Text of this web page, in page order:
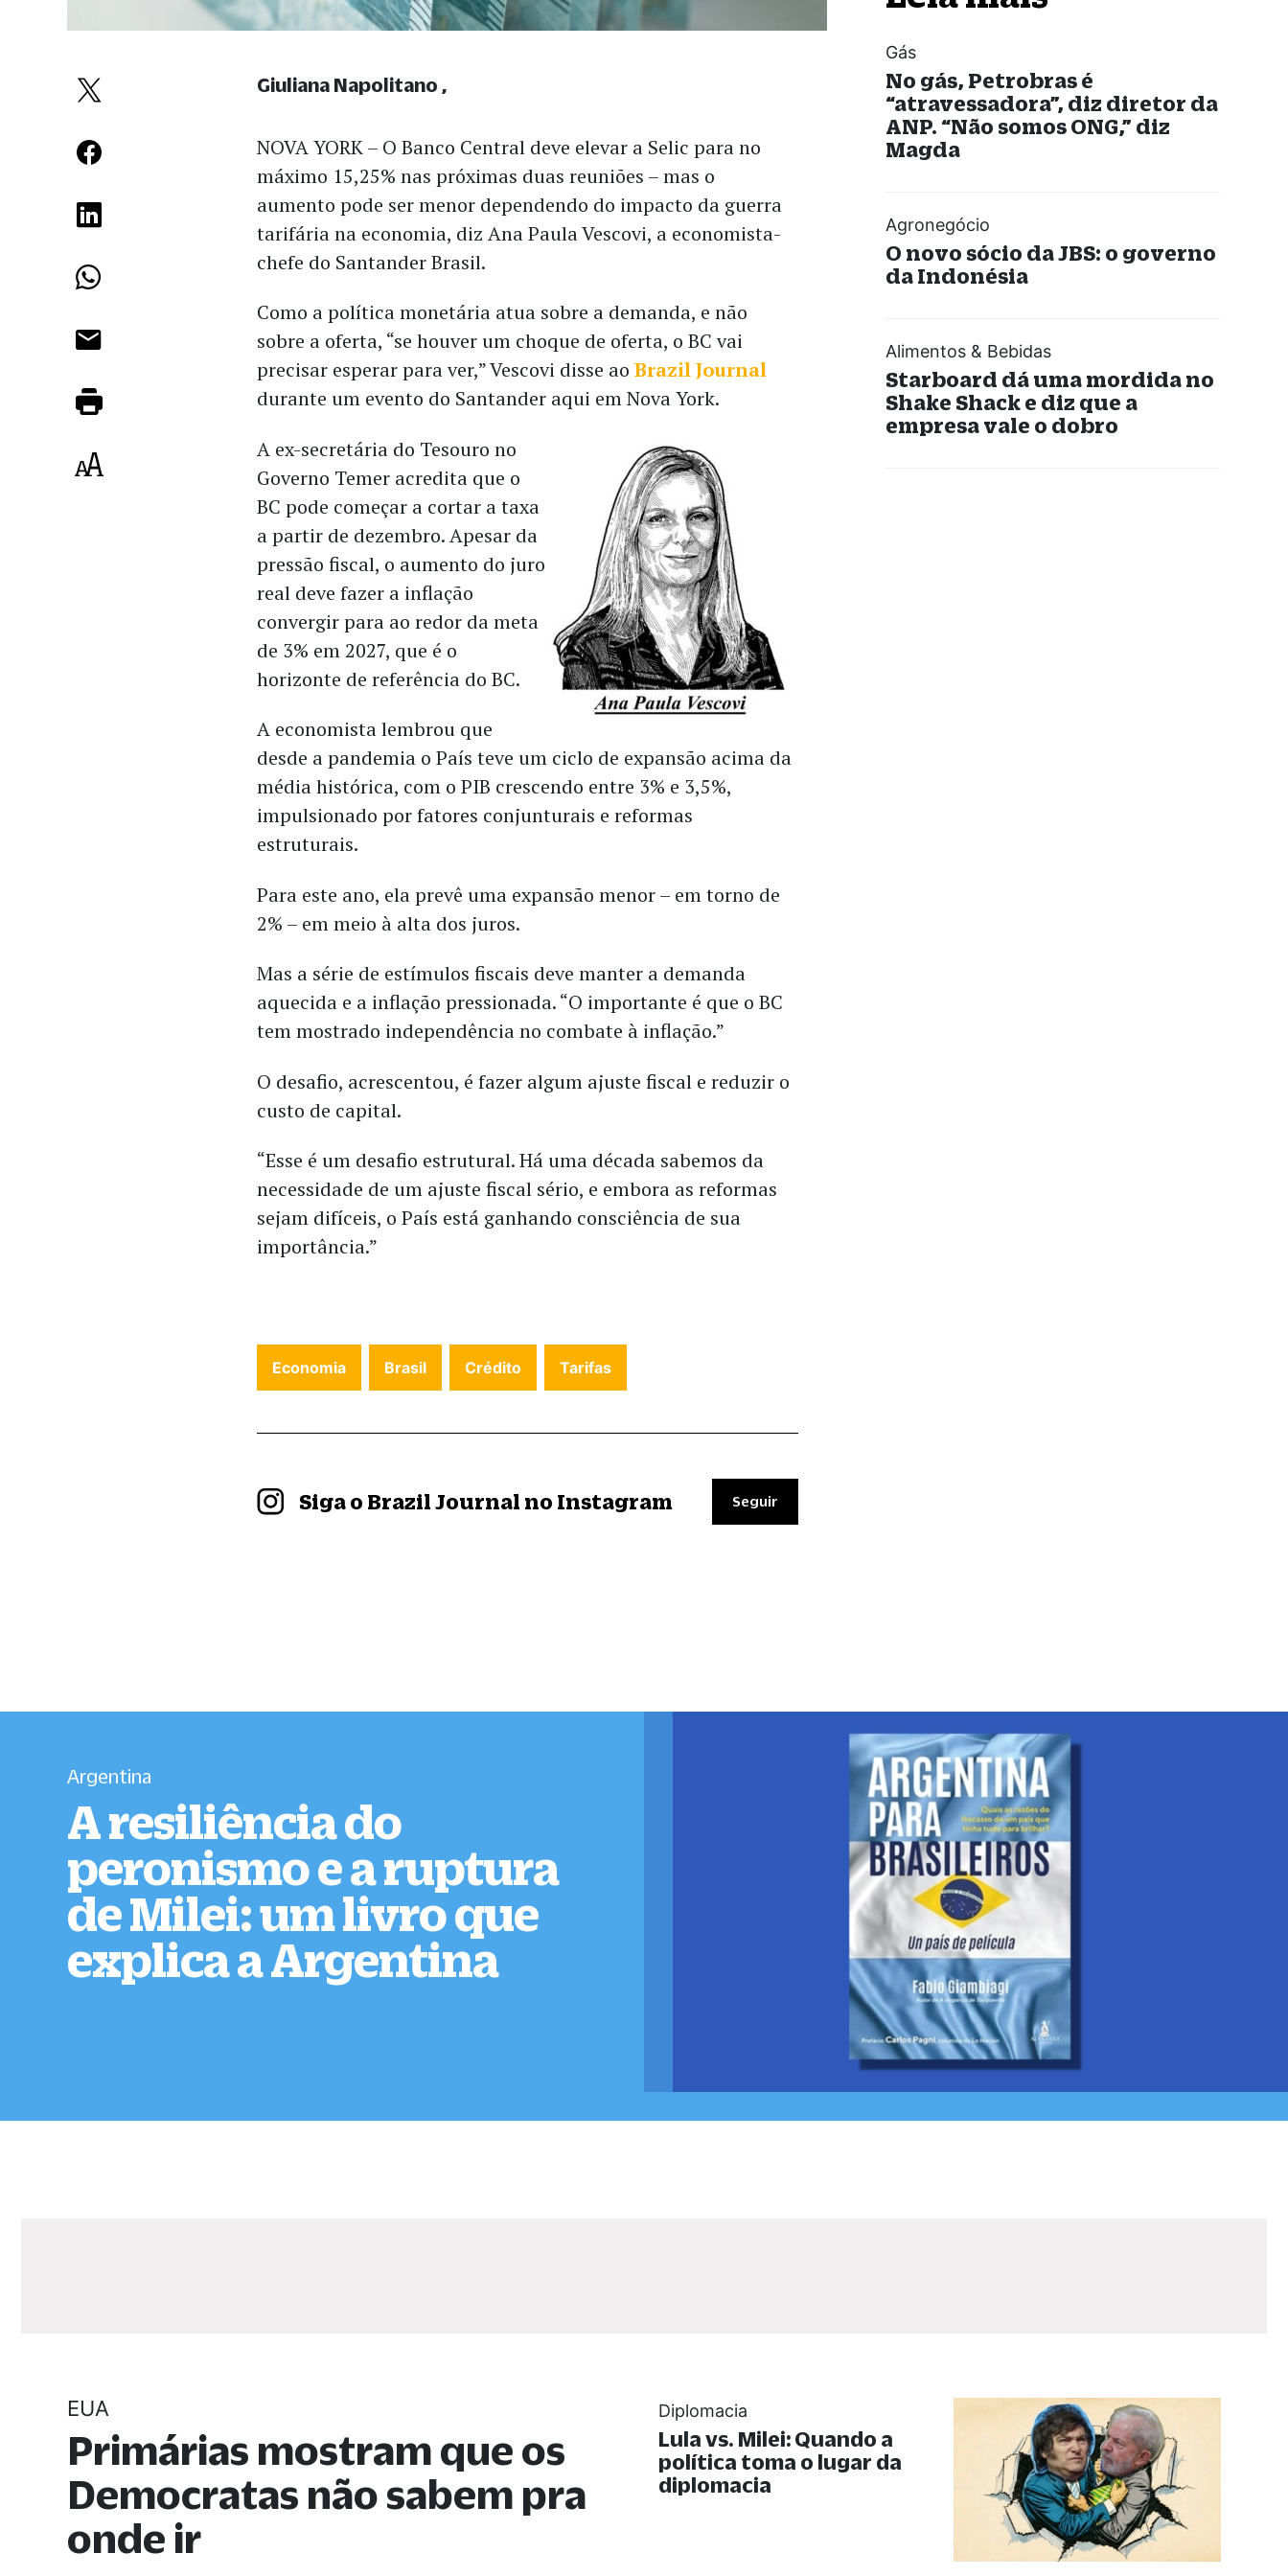
NOVA YORK – O Banco Central deve elevar a Selic para no
máximo 15,25% nas próximas duas reuniões – mas o
aumento pode ser menor dependendo do impacto da guerra
tarifária na economia, diz Ana Paula Vescovi, a economista-
chefe do Santander Brasil.
Como a política monetária atua sobre a demanda, e não
sobre a oferta, “se houver um choque de oferta, o BC vai
precisar esperar para ver,” Vescovi disse aoBrazil Journal
durante um evento do Santander aqui em Nova York.
A ex-secretária do Tesouro no
Governo Temer acredita que o
BC pode começar a cortar a taxa
a partir de dezembro. Apesar da
pressão fiscal, o aumento do juro
real deve fazer a inflação
convergir para ao redor da meta
de 3% em 2027, que é o
horizonte de referência do BC.
A economista lembrou que
desde a pandemia o País teve um ciclo de expansão acima da
média histórica, com o PIB crescendo entre 3% e 3,5%,
impulsionado por fatores conjunturais e reformas
estruturais.
Para este ano, ela prevê uma expansão menor – em torno de
2% – em meio à alta dos juros.
Mas a série de estímulos fiscais deve manter a demanda
aquecida e a inflação pressionada. “O importante é que o BC
tem mostrado independência no combate à inflação.”
O desafio, acrescentou, é fazer algum ajuste fiscal e reduzir o
custo de capital.
“Esse é um desafio estrutural. Há uma década sabemos da
necessidade de um ajuste fiscal sério, e embora as reformas
sejam difíceis, o País está ganhando consciência de sua
importância.”
Giuliana Napolitano
Economia Brasil Crédito Tarifas
Siga o Brazil Journal no Instagram Seguir
Gás
No gás, Petrobras é
“atravessadora”, diz diretor da
ANP. “Não somos ONG,” diz
Magda
Agronegócio
O novo sócio da JBS: o governo
da Indonésia
Alimentos & Bebidas
Starboard dá uma mordida no
Shake Shack e diz que a
empresa vale o dobro
Argentina
A resiliência do
peronismo e a ruptura
de Milei: um livro que
explica a Argentina
EUA
Primárias mostram que os
Democratas não sabem pra
onde ir
Diplomacia
Lula vs. Milei: Quando a
política toma o lugar da
diplomacia